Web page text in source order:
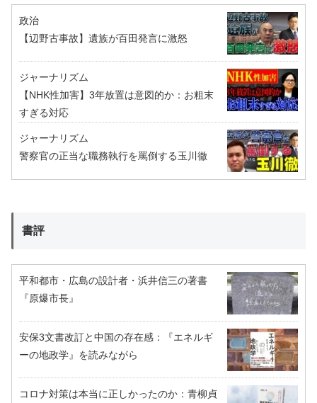
政治
【辺野古事故】遺族が百田発言に激怒
ジャーナリズム
【NHK性加害】3年放置は意図的か：お粗末
すぎる対応
ジャーナリズム
警察官の正当な職務執行を罵倒する玉川徹
書評
平和都市・広島の設計者・浜井信三の著書
『原爆市長』
安保3文書改訂と中国の存在感：『エネルギ
ーの地政学』を読みながら
コロナ対策は本当に正しかったのか：青柳貞